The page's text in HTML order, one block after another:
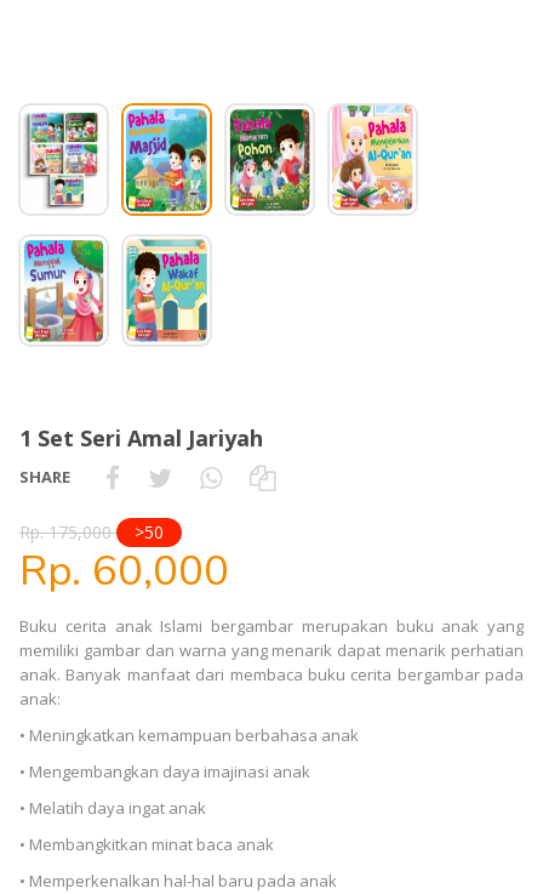
1 Set Seri Amal Jariyah
SHARE
Rp. 175,000 >50
Rp. 60,000
Buku cerita anak Islami bergambar merupakan buku anak yang
memiliki gambar dan warna yang menarik dapat menarik perhatian
anak. Banyak manfaat dari membaca buku cerita bergambar pada
anak:
• Meningkatkan kemampuan berbahasa anak
• Mengembangkan daya imajinasi anak
• Melatih daya ingat anak
• Membangkitkan minat baca anak
• Memperkenalkan hal-hal baru pada anak